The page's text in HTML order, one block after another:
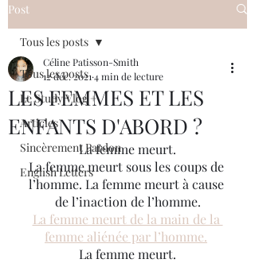
Post
Tous les posts
Le Study Vlog +
Articles
Sincèrement Pardon
English Letters
Tous les posts
LES FEMMES ET LES
ENFANTS D'ABORD ?
Céline Patisson-Smith
12 déc. 2021 4 min de lecture
La femme meurt.
La femme meurt sous les coups de
l’homme. La femme meurt à cause
de l’inaction de l’homme.
La femme meurt de la main de la
femme aliénée par l’homme.
La femme meurt.